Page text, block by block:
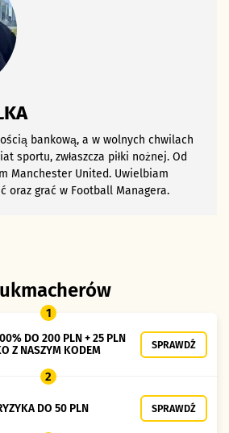
bankową, a w wolnych chwilach
sportu, zwłaszcza piłki nożnej. Od
Manchester United. Uwielbiam
oraz grać w Football Managera.
1
DO 200 PLN + 25 PLN
Z NASZYM KODEM
SPRAWDŹ
2
DO 50 PLN SPRAWDŹ